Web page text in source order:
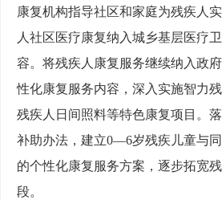
康复机构指导社区和家庭为残疾人
人社区医疗康复纳入城乡基层医疗
容。将残疾人康复服务继续纳入政
性化康复服务内容，深入实施智力
残疾人日间照料等特色康复项目。
补助办法，建立0—6岁残疾儿童与
的个性化康复服务方案，逐步拓宽
段。